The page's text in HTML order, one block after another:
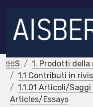
IRIS
1. Prodotti
1.1 Contributi in
1.1.01 Articoli/
Articles/Essays